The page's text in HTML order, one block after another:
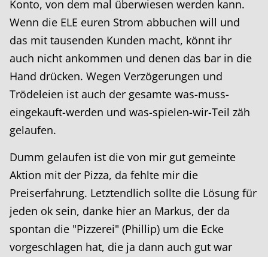
Konto, von dem mal überwiesen werden kann.
Wenn die ELE euren Strom abbuchen will und
das mit tausenden Kunden macht, könnt ihr
auch nicht ankommen und denen das bar in die
Hand drücken. Wegen Verzögerungen und
Trödeleien ist auch der gesamte was-muss-
eingekauft-werden und was-spielen-wir-Teil zäh
gelaufen.
Dumm gelaufen ist die von mir gut gemeinte
Aktion mit der Pizza, da fehlte mir die
Preiserfahrung. Letztendlich sollte die Lösung für
jeden ok sein, danke hier an Markus, der da
spontan die "Pizzerei" (Phillip) um die Ecke
vorgeschlagen hat, die ja dann auch gut war